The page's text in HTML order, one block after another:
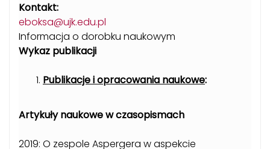
Kontakt:
eboksa@ujk.edu.pl
Informacja o dorobku naukowym
Wykaz publikacji
Publikacje i opracowania naukowe:
Artykuły naukowe w czasopismach
2019: O zespole Aspergera w aspekcie